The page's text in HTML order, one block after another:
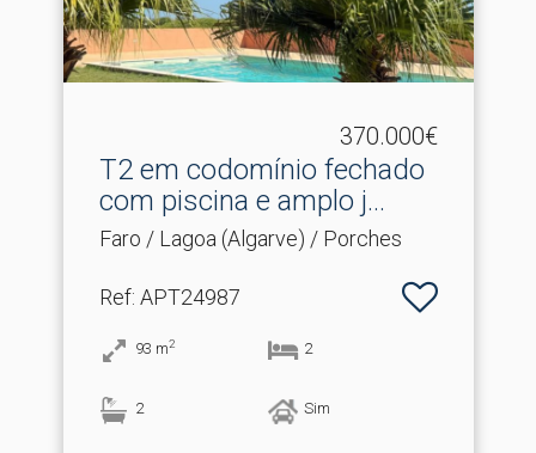
370.000€
T2 em codomínio fechado
com piscina e amplo j.​..
Faro / Lagoa (Algarve) / Porches
Ref: APT24987
93 m2 2
2 Sim